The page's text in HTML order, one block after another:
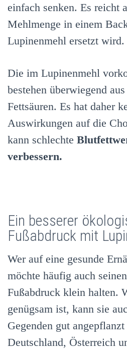
einfach senken. Es reicht
Mehlmenge in einem
Lupinenmehl ersetzt wird.
Die im Lupinenmehl
bestehen überwiegend
Fettsäuren. Es hat daher
Auswirkungen auf die
kann schlechte
verbessern.
Ein besserer
Fußabdruck mit
Wer auf eine gesunde
möchte häufig auch
Fußabdruck klein halten.
genügsam ist, kann sie
Gegenden gut
Deutschland, Österreich